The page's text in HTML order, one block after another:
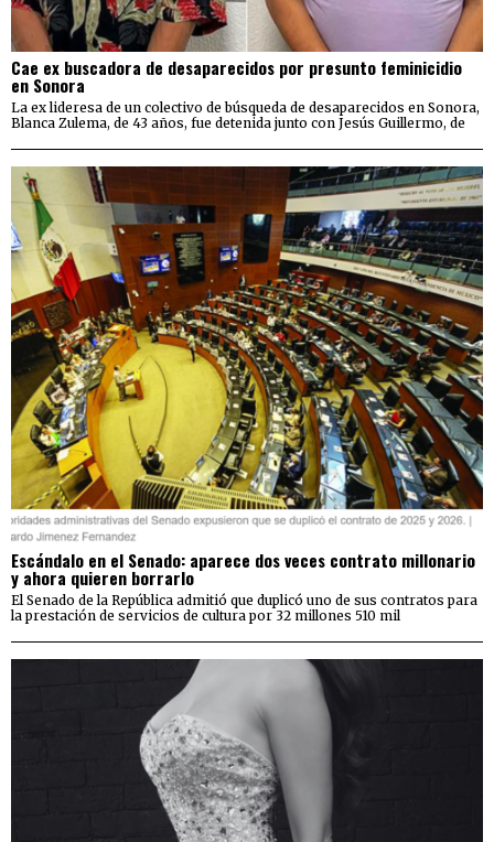
Cae ex buscadora de desaparecidos por presunto feminicidio
en Sonora
La ex lideresa de un colectivo de búsqueda de desaparecidos en Sonora,
Blanca Zulema, de 43 años, fue detenida junto con Jesús Guillermo, de
Escándalo en el Senado: aparece dos veces contrato millonario
y ahora quieren borrarlo
El Senado de la República admitió que duplicó uno de sus contratos para
la prestación de servicios de cultura por 32 millones 510 mil